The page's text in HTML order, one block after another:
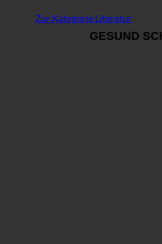
Zur Kategorie Literatur
GESUND